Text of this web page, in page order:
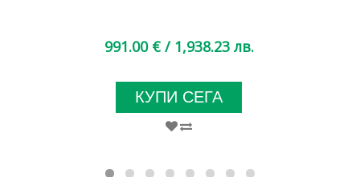
991.00 €/ 1,938.23 лв.
КУПИ СЕГА